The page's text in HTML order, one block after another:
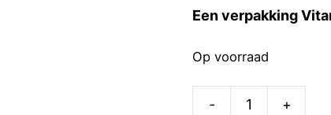
Een verpakking
Op voorraad
- +